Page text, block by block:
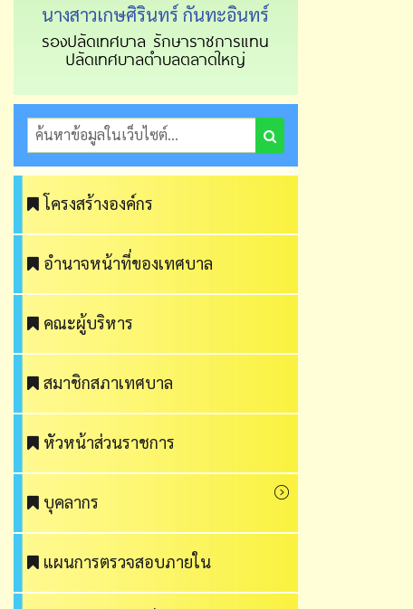
นางสาวเกษศิรินทร์ กันทะอินทร์
รองปลัดเทศบาล รักษาราชการแทน
ปลัดเทศบาลตำบลตลาดใหญ่
โครงสร้างองค์กร
อำนาจหน้าที่ของเทศบาล
คณะผู้บริหาร
สมาชิกสภาเทศบาล
หัวหน้าส่วนราชการ
บุคลากร
แผนการตรวจสอบภายใน